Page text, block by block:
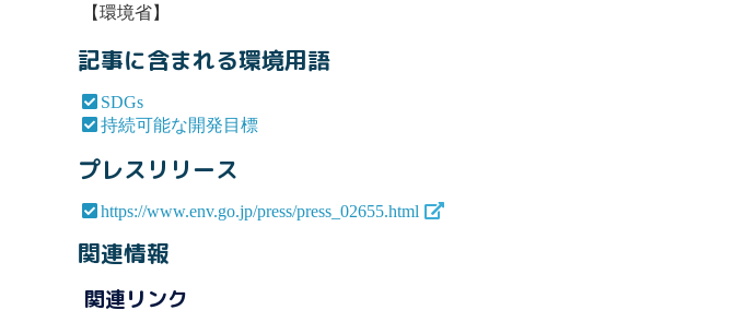
【環境省】
記事に含まれる環境用語
SDGs
持続可能な開発目標
プレスリリース
https://www.env.go.jp/press/press_02655.html
関連情報
関連リンク